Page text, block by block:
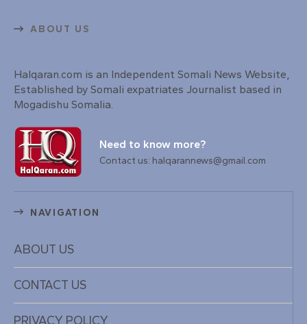
ABOUT US
Halqaran.com is an Independent Somali News Website,
Established by Somali expatriates Journalist based in
Mogadishu Somalia.
Need to know more?
Contact us: halqarannews@gmail.com
NAVIGATION
ABOUT US
CONTACT US
PRIVACY POLICY